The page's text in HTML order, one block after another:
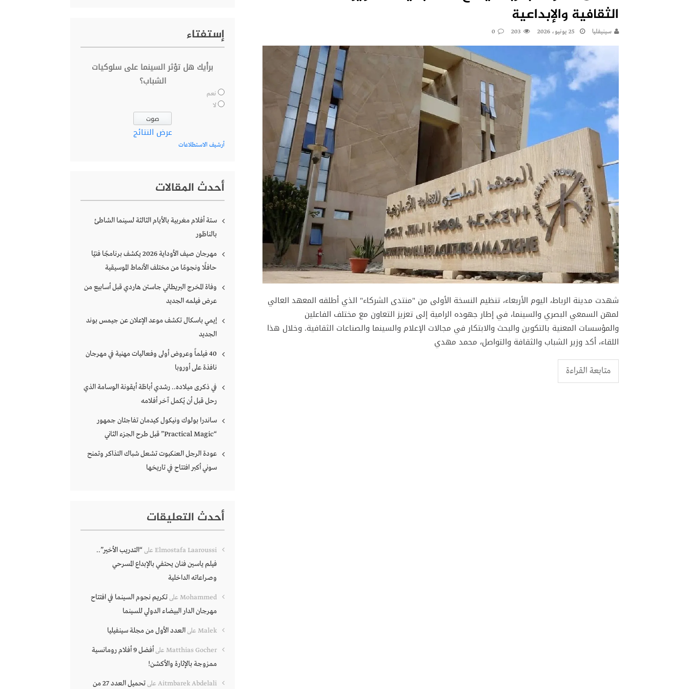
الثقافية والإبداعية
سينيفليا 25 يونيو، 2026 203
0
شهدت مدينة الرباط، اليوم الأربعاء، تنظيم النسخة الأولى من "منتدى الشركاء" الذي أطلقه المعهد العالي
لمهن السمعي البصري والسينما، في إطار جهوده الرامية إلى تعزيز التعاون مع مختلف الفاعلين
والمؤسسات المعنية بالتكوين والبحث والابتكار في مجالات الإعلام والسينما والصناعات الثقافية. وخلال هذا
اللقاء، أكد وزير الشباب والثقافة والتواصل، محمد مهدي
متابعة القراءة
إستفتاء
برأيك هل تؤثر السينما على سلوكيات
الشباب؟
نعم
لا
عرض النتائج
أرشيف الاستطلاعات
أحدث المقالات
ستة أفلام مغربية بالأيام الثالثة لسينما الشاطئ
بالناظور
مهرجان صيف الأوداية 2026 يكشف برنامجًا فنيًا
حافلًا ونجومًا من مختلف الأنماط الموسيقية
وفاة المخرج البريطاني جاستن هاردي قبل أسابيع من
عرض فيلمه الجديد
إيمي باسكال تكشف موعد الإعلان عن جيمس بوند
الجديد
40 فيلماً وعروض أولى وفعاليات مهنية في مهرجان
نافذة على أوروبا
في ذكرى ميلاده.. رشدي أباظة أيقونة الوسامة الذي
رحل قبل أن يُكمل آخر أفلامه
ساندرا بولوك ونيكول كيدمان تفاجئان جمهور
“Practical Magic” قبل طرح الجزء الثاني
عودة الرجل العنكبوت تشعل شباك التذاكر وتمنح
سوني أكبر افتتاح في تاريخها
أحدث التعليقات
Elmostafa Laaroussi على“التدريب الأخير”..
فيلم ياسين فنان يحتفي بالإبداع المسرحي
وصراعاته الداخلية
Mohammed علىتكريم نجوم السينما في افتتاح
مهرجان الدار البيضاء الدولي للسينما
Malek علىالعدد الأول من مجلة سينفيليا
Matthias Gocher على
أفضل 9 أفلام رومانسية
ممزوجة بالإثارة والأكشن!
Aitmbarek Abdelali على
تحميل العدد 27 من